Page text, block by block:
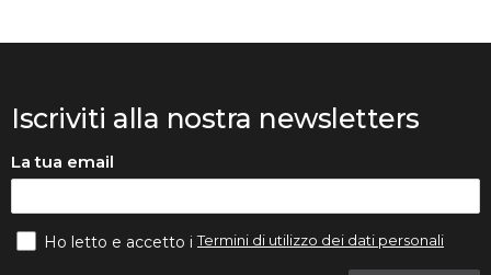
Iscriviti alla nostra newsletters
La tua email
Ho letto e accetto iTermini di utilizzo dei dati personali